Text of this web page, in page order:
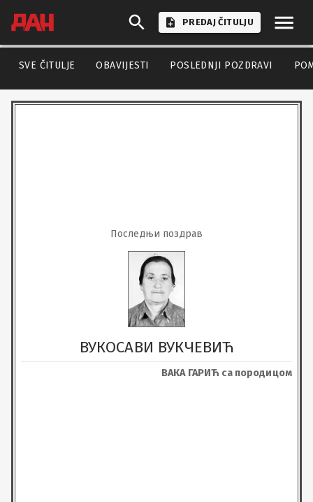
PREDAJ ČITULJU
SVE ČITULJE OBAVIJESTI POSLEDNJI POZDRAVI
Последњи поздрав
ВУКОСАВИ ВУКЧЕВИЋ
ВАКА ГАРИЋ са породицом